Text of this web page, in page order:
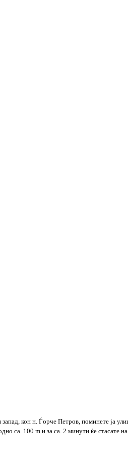
кон н. Ѓорче Петров, поминете ја
ca. 100 m и за ca. 2 минути ќе стасате